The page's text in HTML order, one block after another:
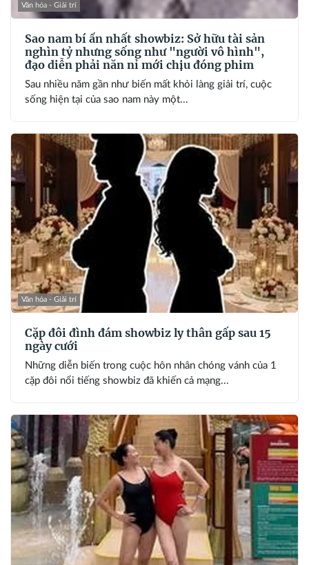
Văn hóa - Giải trí
Sao nam bí ẩn nhất showbiz: Sở hữu tài sản
nghìn tỷ nhưng sống như "người vô hình",
đạo diễn phải năn nỉ mới chịu đóng phim
Sau nhiều năm gần như biến mất khỏi làng giải trí, cuộc
sống hiện tại của sao nam này một...
Văn hóa - Giải trí
Cặp đôi đình đám showbiz ly thân gấp sau 15
ngày cưới
Những diễn biến trong cuộc hôn nhân chóng vánh của 1
cặp đôi nổi tiếng showbiz đã khiến cả mạng...